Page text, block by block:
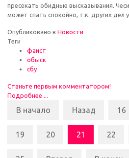
пресекать обидные высказывания.
может спать спокойно, т.к. других дел
Опубликовано в Новости
Теги
фаист
обыск
сбу
Станьте первым комментатором!
Подробнее ...
В начало Назад 16
19 20 21 22